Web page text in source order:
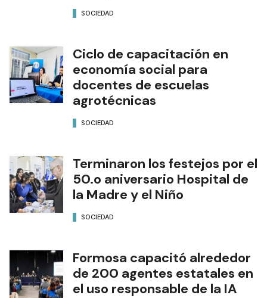
SOCIEDAD
Ciclo de capacitación en
economía social para
docentes de escuelas
agrotécnicas
SOCIEDAD
Terminaron los festejos por el
50.o aniversario Hospital de
la Madre y el Niño
SOCIEDAD
Formosa capacitó alrededor
de 200 agentes estatales en
el uso responsable de la IA